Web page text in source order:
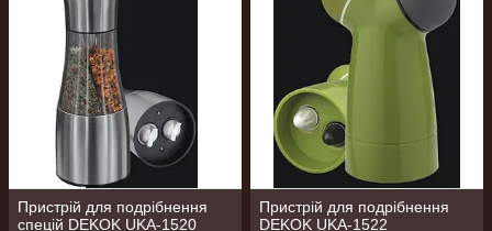
Пристрій для подрібнення
спецій DEKOK UKA-1520
Пристрій для подрібнення
DEKOK UKA-1522